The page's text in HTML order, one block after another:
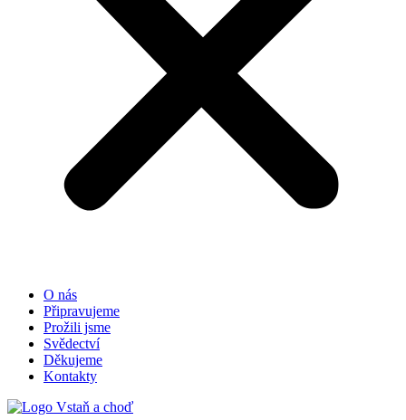
O nás
Připravujeme
Prožili jsme
Svědectví
Děkujeme
Kontakty